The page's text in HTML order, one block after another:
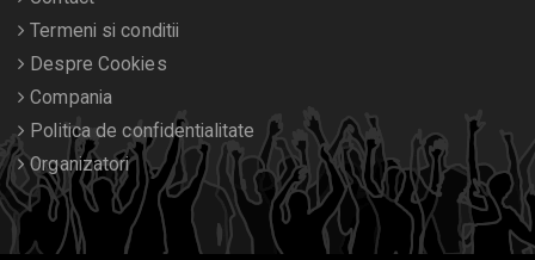
Termeni si conditii
Despre Cookies
Compania
Politica de confidentialitate
Organizatori